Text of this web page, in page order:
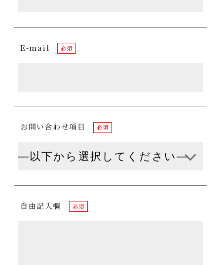
E-mail 必須
お問い合わせ項目 必須
自由記入欄 必須